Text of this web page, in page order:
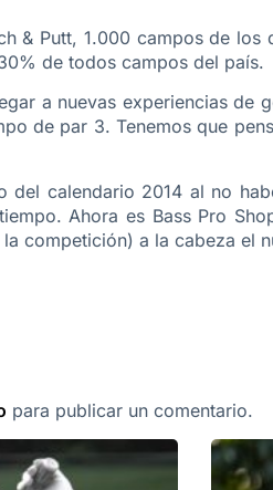
& Putt, 1.000 campos de los
de todos campos del país.
a nuevas experiencias
de par 3. Tenemos que
del calendario 2014 al no
Ahora es Bass Pro
competición) a la cabeza el
para publicar un comentario.